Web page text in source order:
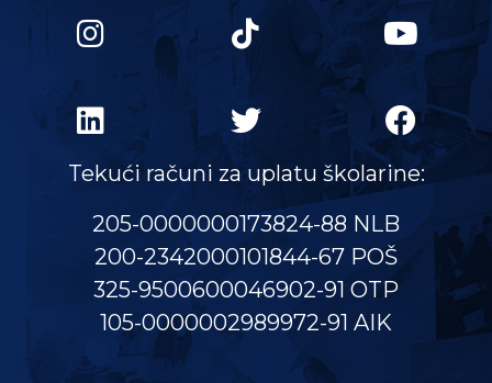
Tekući računi za uplatu školarine:
205-0000000173824-88 NLB
200-2342000101844-67 POŠ
325-9500600046902-91 OTP
105-0000002989972-91 AIK